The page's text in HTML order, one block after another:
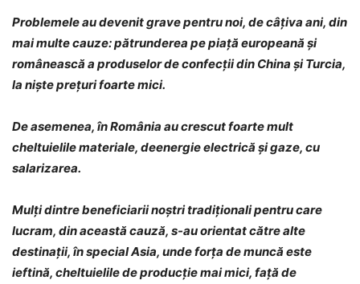
Problemele au devenit grave pentru noi, de câțiva ani, din
mai multe cauze: pătrunderea pe piață europeană și
românească a produselor de confecții din China și Turcia,
la niște prețuri foarte mici.
De asemenea, în România au crescut foarte mult
cheltuielile materiale, deenergie electrică și gaze, cu
salarizarea.
Mulți dintre beneficiarii noștri tradiționali pentru care
lucram, din această cauză, s-au orientat către alte
destinații, în special Asia, unde forța de muncă este
ieftină, cheltuielile de producție mai mici, față de